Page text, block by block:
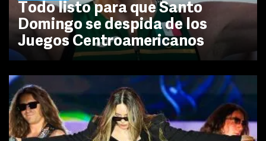
Todo listo para que Santo
Domingo se despida de los
Juegos Centroamericanos